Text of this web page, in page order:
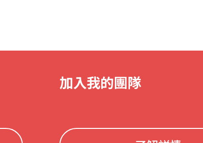
加入我的團隊